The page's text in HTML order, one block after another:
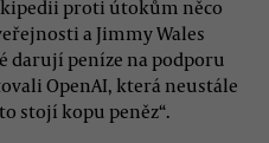
proti útokům něco
a Jimmy Wales
darují peníze na podporu
OpenAI, která neustále
stojí kopu peněz“.